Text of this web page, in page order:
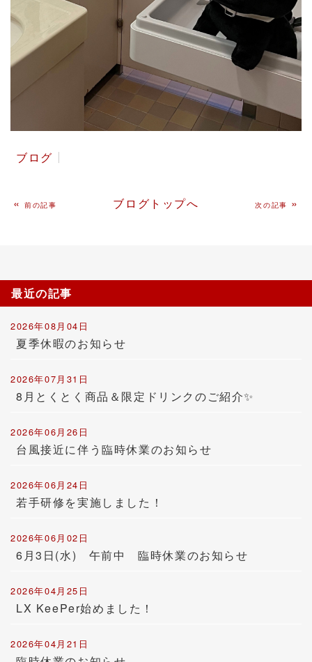
ブログ
«前の記事 ブログトップへ 次の記事 »
最近の記事
2026年08月04日
夏季休暇のお知らせ
2026年07月31日
8月とくとく商品＆限定ドリンクのご紹介✨
2026年06月26日
台風接近に伴う臨時休業のお知らせ
2026年06月24日
若手研修を実施しました！
2026年06月02日
6月3日(水) 午前中 臨時休業のお知らせ
2026年04月25日
LX KeePer始めました！
2026年04月21日